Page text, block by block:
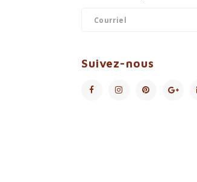
Suivez-nous